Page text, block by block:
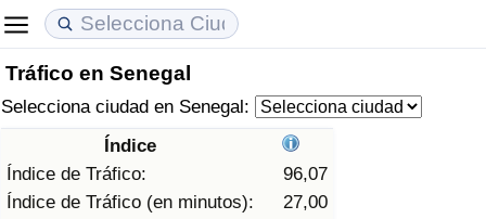
Tráfico en Senegal
Selecciona ciudad en Senegal:
Índice
Índice de Tráfico:
96,07
Índice de Tráfico (en minutos):
27,00
Coste de vida
Índice de Costo de Vida (Actual)
Índice de Costo de Vida
Precios de las propiedades
Índice de Precios de Inmuebles (Actual)
Índice de Precios de Inmuebles
Calidad de Vida
Índice de Calidad de Vida
Índice de Calidad de Vida (Actual)